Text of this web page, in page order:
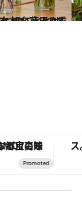
け方 知名度より重視したい2つのこととは
イル
味